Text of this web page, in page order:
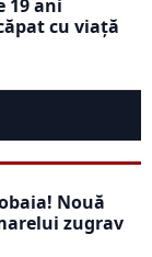
19 ani
cu viață
Nouă
zugrav